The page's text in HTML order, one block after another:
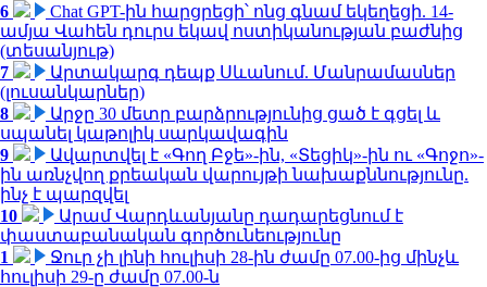
6
Chat GPT-ին հարցրեցի՝ ոնց գնամ եկեղեցի. 14-
ամյա Վահեն դուրս եկավ ոստիկանության բաժնից
(տեսանյութ)
7
Արտակարգ դեպք Սևանում. Մանրամասներ
(լուսանկարներ)
8
Արջը 30 մետր բարձրությունից ցած է գցել և
սպանել կաթոլիկ սարկավագին
9
Ավարտվել է «Գող Բջե»-ին, «Տեցիկ»-ին ու «Գոջո»-
ին առնչվող քրեական վարույթի նախաքննությունը.
ինչ է պարզվել
10
Արամ Վարդևանյանը դադարեցնում է
փաստաբանական գործունեությունը
1
Ջուր չի լինի հուլիսի 28-ին ժամը 07.00-ից մինչև
հուլիսի 29-ը ժամը 07.00-ն